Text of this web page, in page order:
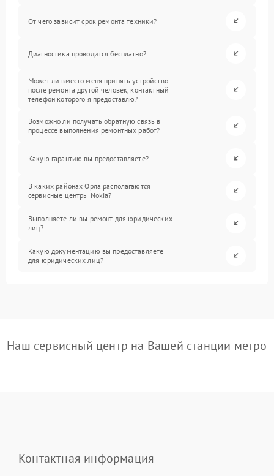
От чего зависит срок ремонта техники?
Диагностика проводится бесплатно?
Может ли вместо меня принять устройство
после ремонта другой человек, контактный
телефон которого я предоставлю?
Возможно ли получать обратную связь в
процессе выполнения ремонтных работ?
Какую гарантию вы предоставляете?
В каких районах Орла располагаются
сервисные центры Nokia?
Выполняете ли вы ремонт для юридических
лиц?
Какую документацию вы предоставляете
для юридических лиц?
Наш сервисный центр на Вашей станции метро
Контактная информация